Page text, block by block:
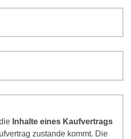
Inhalte eines Kaufvertrags
zustande kommt. Die